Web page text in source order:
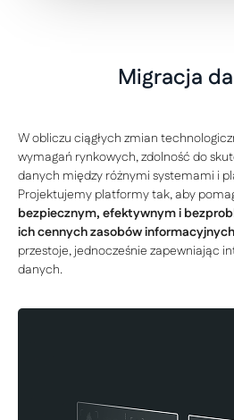
Migracja
W obliczu ciągłych zmian
wymagań rynkowych, zdolność do
danych między różnymi systemami i
Projektujemy platformy tak, aby
bezpiecznym, efektywnym i
ich cennych zasobów
przestoje, jednocześnie zapewniając
danych.